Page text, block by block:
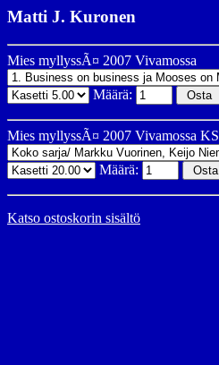
Matti J. Kuronen
Mies myllyssÃ¤ 2007 Vivamossa
Määrä:
Mies myllyssÃ¤ 2007 Vivamossa KS
Määrä:
Katso ostoskorin sisältö